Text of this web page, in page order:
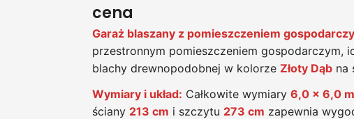
cena
Garaż blaszany z pomieszczeniem
przestronnym pomieszczeniem gospodarczym,
blachy drewnopodobnej w kolorze Złoty Dąb na
Wymiary i układ: Całkowite wymiary 6,0 x 6,0 m
ściany 213 cm i szczytu 273 cm zapewnia